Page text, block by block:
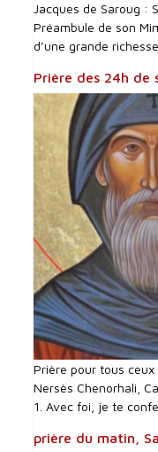
Jacques de Saroug :
Préambule de son
d’une grande
Prière des 24h de
Prière pour tous
Nersès Chenorhali,
1. Avec foi, je te
prière du matin,